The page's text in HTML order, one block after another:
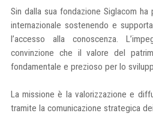
Sin dalla sua fondazione Siglacom
internazionale sostenendo e
l’accesso alla conoscenza.
convinzione che il valore del
fondamentale e prezioso per lo
La missione è la valorizzazione e
tramite la comunicazione strategica